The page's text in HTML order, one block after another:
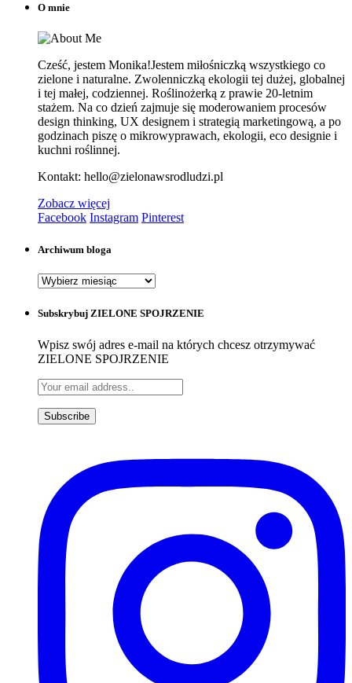
O mnie
Cześć, jestem Monika!Jestem miłośniczką wszystkiego co
zielone i naturalne. Zwolenniczką ekologii tej dużej, globalnej
i tej małej, codziennej. Roślinożerką z prawie 20-letnim
stażem. Na co dzień zajmuje się moderowaniem procesów
design thinking, UX designem i strategią marketingową, a po
godzinach piszę o mikrowyprawach, ekologii, eco designie i
kuchni roślinnej.
Kontakt: hello@zielonawsrodludzi.pl
Zobacz więcej
Facebook Instagram Pinterest
Archiwum bloga
Archiwum
Subskrybuj ZIELONE SPOJRZENIE
Wpisz swój adres e-mail na których chcesz otrzymywać
ZIELONE SPOJRZENIE